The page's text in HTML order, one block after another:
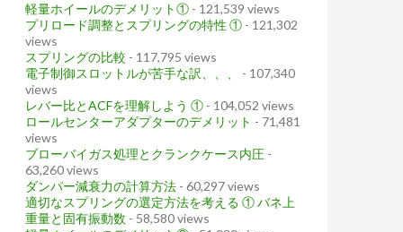
軽量ホイールのデメリット① - 121,539 views
プリロード調整とスプリングの特性 ① - 121,302
views
スプリングの比較 - 117,795 views
電子制御スロットルが苦手な訳、、、
- 107,340
views
レバー比とACFを理解しよう ① - 104,052 views
ロールセンターアダプターのデメリット - 71,481
views
ブローバイガス処理とクランクケース内圧 -
63,260 views
ダンパー減衰力の計算方法 - 60,297 views
適切なスプリングの選定方法を考える ① バネ上
重量と固有振動数 - 58,580 views